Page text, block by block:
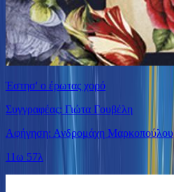
Έστησ' ο έρωτας χορό
Συγγραφέας: Γιώτα Γουβέλη
Αφήγηση: Ανδρομάχη Μαρκοπούλου
11ω 57λ